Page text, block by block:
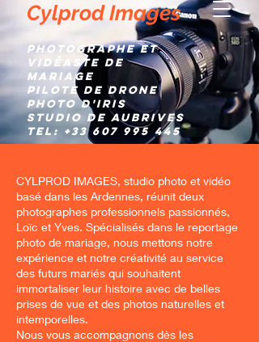
Cylprod Images
Photographe et
Vidéaste de
mariage
Pilote de Drone
Photo d'IRIS
Studio de AUBRIVES
TEL: +33 607 995 445
CYLPROD IMAGES, studio photo et vidéo
basé dans les Ardennes, réunit deux
photographes professionnels passionnés,
Loïc et Yves. Spécialisés dans le reportage
photo de mariage, nous mettons notre
expérience et notre créativité au service
des futurs mariés qui souhaitent
immortaliser leur histoire avec de belles
prises de vue et des photos naturelles et
intemporelles.
Nous vous accompagnons dès les